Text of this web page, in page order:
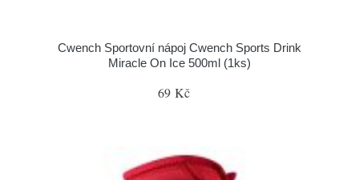
Cwench Sportovní nápoj Cwench Sports Drink
Miracle On Ice 500ml (1ks)
69 Kč